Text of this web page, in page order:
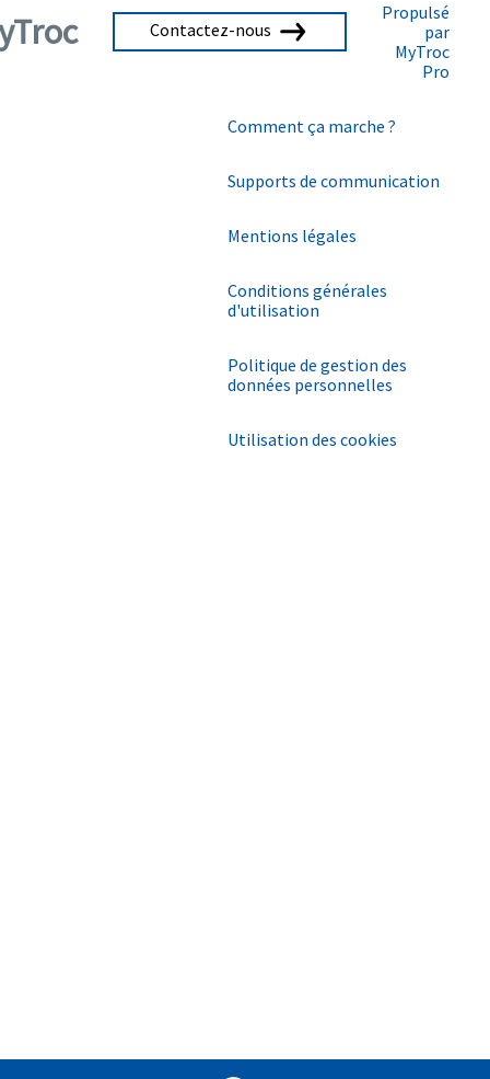
Contactez-nous
Propulsé
par
MyTroc
Pro
Comment ça marche ?
Supports de communication
Mentions légales
Conditions générales
d'utilisation
Politique de gestion des
données personnelles
Utilisation des cookies